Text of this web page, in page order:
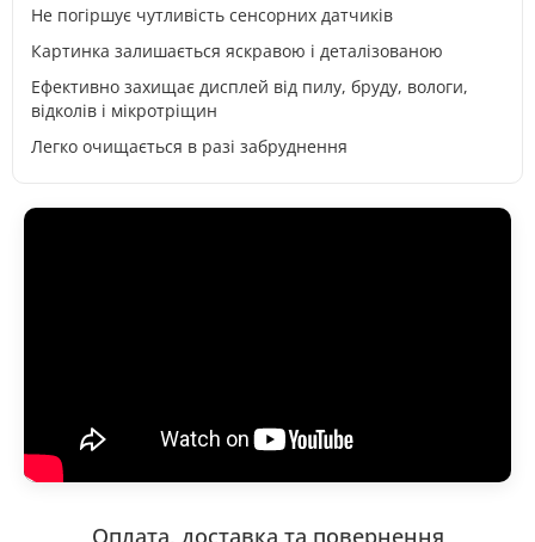
Не погіршує чутливість сенсорних датчиків
Картинка залишається яскравою і деталізованою
Ефективно захищає дисплей від пилу, бруду, вологи,
відколів і мікротріщин
Легко очищається в разі забруднення
Оплата, доставка та повернення